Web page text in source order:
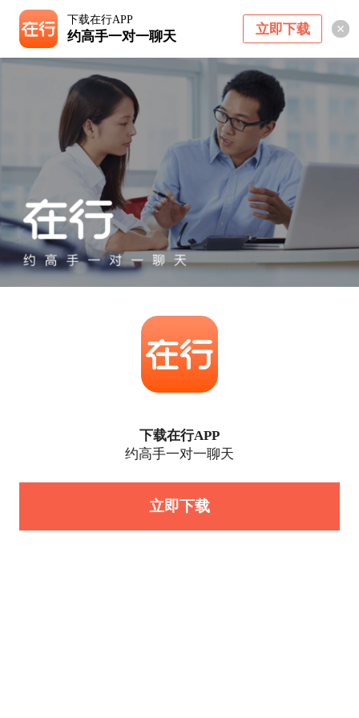
下载在行APP
约高手一对一聊天 立即下载
下载在行APP
约高手一对一聊天
立即下载